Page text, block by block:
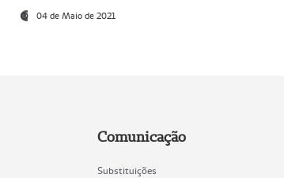
04 de Maio de 2021
Comunicação
Substituições